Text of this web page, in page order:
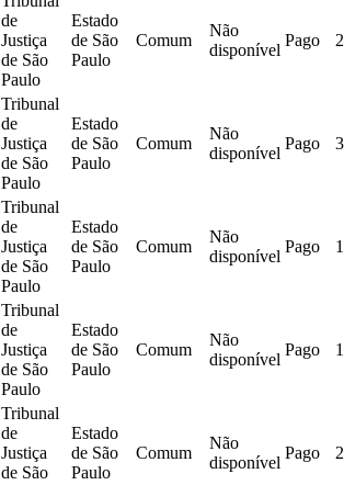
de
Justiça
de São
Paulo
Estado
de São
Paulo
Comum
Não
disponível
Pago
Tribunal
de
Justiça
de São
Paulo
Estado
de São
Paulo
Comum
Não
disponível
Pago
Tribunal
de
Justiça
de São
Paulo
Estado
de São
Paulo
Comum
Não
disponível
Pago
Tribunal
de
Justiça
de São
Paulo
Estado
de São
Paulo
Comum
Não
disponível
Pago
Tribunal
de
Justiça
de São
Estado
de São
Paulo
Comum
Não
disponível
Pago